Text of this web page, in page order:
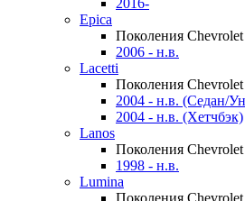
2016-
Epica
Поколения Chevrolet
2006 - н.в.
Lacetti
Поколения
2004 - н.в. (Седан/
2004 - н.в. (Хетчбэк)
Lanos
Поколения
1998 - н.в.
Lumina
Поколения